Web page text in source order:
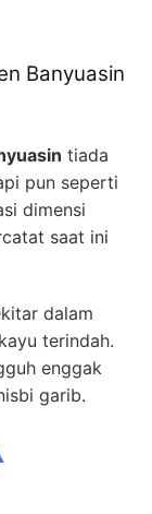
Banyuasin
tiada
pun seperti
dimensi
saat ini
dalam
terindah.
enggak
garib.